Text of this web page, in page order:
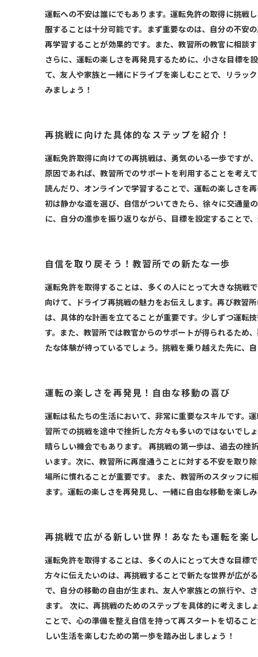
運転への不安は誰にでもあります。運転免許の取得に挑戦
服することは十分可能です。まず重要なのは、自分の不安
再学習することが効果的です。また、教習所の教官に相談
さらに、運転の楽しさを再発見するために、小さな目標を
て、友人や家族と一緒にドライブを楽しむことで、リラッ
みましょう！
再挑戦に向けた具体的なステップを紹介！
運転免許取得に向けての再挑戦は、勇気のいる一歩ですが
原因であれば、教習所でのサポートを利用することを考え
読んだり、オンラインで学習することで、運転の楽しさを
初は静かな道を選び、自信がついてきたら、徐々に交通量
に、自分の進歩を振り返りながら、目標を設定することで
自信を取り戻そう！教習所での新たな一歩
運転免許を取得することは、多くの人にとって大きな挑戦
向けて、ドライブ再挑戦の魅力をお伝えします。再び教習
は、具体的な計画を立てることが重要です。少しずつ運転
す。また、教習所では教官からのサポートが得られるため
たな体験が待っているでしょう。挑戦を乗り越えた先に、
運転の楽しさを再発見！自由な移動の喜び
運転は私たちの生活において、非常に重要なスキルです。
習所での挑戦を途中で挫折した方々も多いのではないでし
晴らしい機会でもあります。 再挑戦の第一歩は、過去の
います。次に、教習所に再度通うことに対する不安を取り
場所に慣れることが重要です。 また、教習所のスタッフ
ます。運転の楽しさを再発見し、一緒に自由な移動を楽しみ
再挑戦で広がる新しい世界！あなたも運転を楽
運転免許を取得することは、多くの人にとって大きな目標
方々に伝えたいのは、再挑戦することで新たな世界が広が
で、自分の移動の自由が生まれ、友人や家族との旅行や、
ます。 次に、再挑戦のためのステップを具体的に考えま
ことで、心の準備を整え自信を持って再スタートを切るこ
しい生活を楽しむための第一歩を踏み出しましょう！